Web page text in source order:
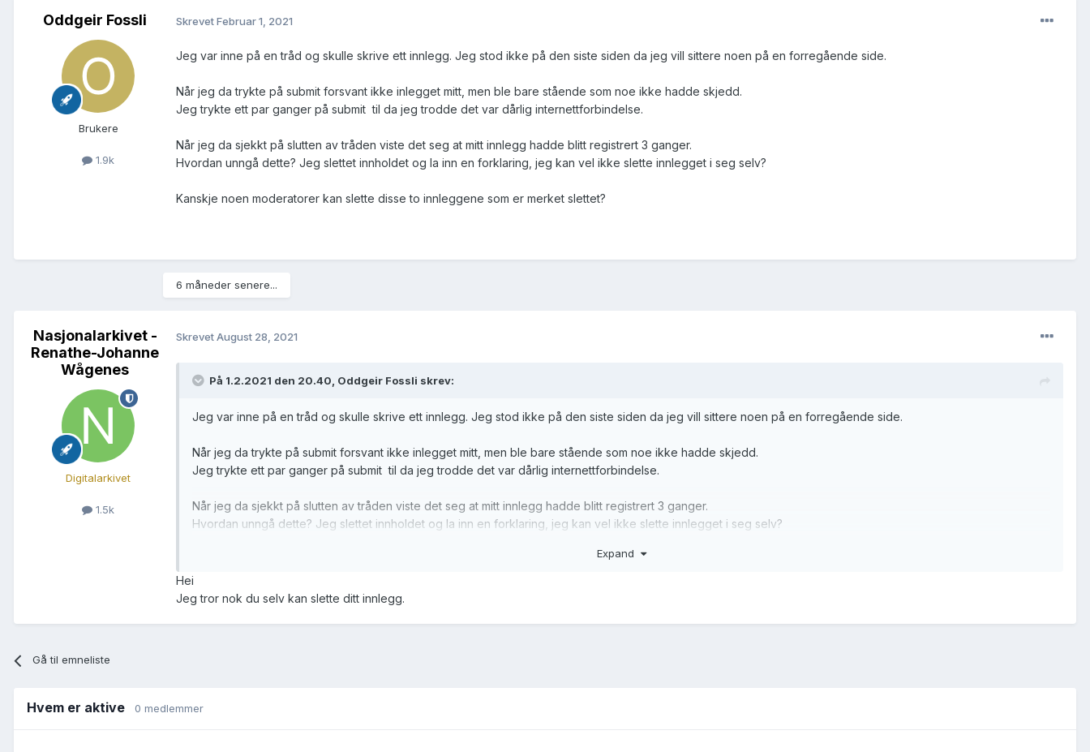
Oddgeir Fossli
Brukere
1.9k
SkrevetFebruar 1, 2021
Jeg var inne på en tråd og skulle skrive ett innlegg. Jeg stod ikke på den siste siden da jeg vill sittere noen på en forregående side.
Når jeg da trykte på submit forsvant ikke inlegget mitt, men ble bare stående som noe ikke hadde skjedd.
Jeg trykte ett par ganger på submit til da jeg trodde det var dårlig internettforbindelse.
Når jeg da sjekkt på slutten av tråden viste det seg at mitt innlegg hadde blitt registrert 3 ganger.
Hvordan unngå dette? Jeg slettet innholdet og la inn en forklaring, jeg kan vel ikke slette innlegget i seg selv?
Kanskje noen moderatorer kan slette disse to innleggene som er merket slettet?
6 måneder senere...
Nasjonalarkivet -
Renathe-Johanne
Wågenes
Digitalarkivet
1.5k
SkrevetAugust 28, 2021
På 1.2.2021 den 20.40, Oddgeir Fossli skrev:
Jeg var inne på en tråd og skulle skrive ett innlegg. Jeg stod ikke på den siste siden da jeg vill sittere noen på en forregående side.
Når jeg da trykte på submit forsvant ikke inlegget mitt, men ble bare stående som noe ikke hadde skjedd.
Jeg trykte ett par ganger på submit til da jeg trodde det var dårlig internettforbindelse.
Når jeg da sjekkt på slutten av tråden viste det seg at mitt innlegg hadde blitt registrert 3 ganger.
Hvordan unngå dette? Jeg slettet innholdet og la inn en forklaring, jeg kan vel ikke slette innlegget i seg selv?
Kanskje noen moderatorer kan slette disse to innleggene som er merket slettet?
Expand
Hei
Jeg tror nok du selv kan slette ditt innlegg.
Gå til emneliste
Hvem er aktive 0 medlemmer